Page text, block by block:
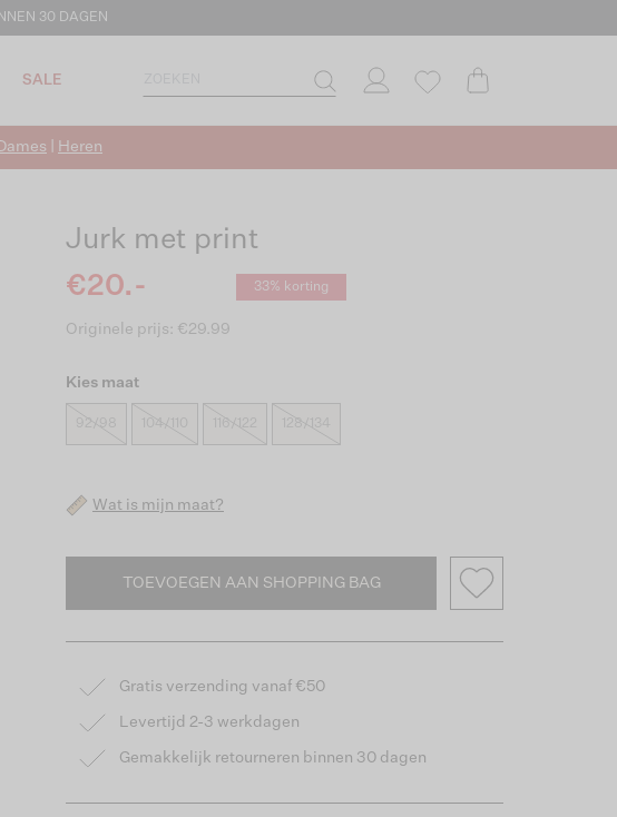
30 DAGEN
SALE
Heren
Jurk met print
€20.-
33% korting
Originele prijs: €29.99
Kies maat
128/134
Wat is mijn maat?
TOEVOEGEN AAN SHOPPING BAG
Gratis verzending vanaf €50
Levertijd 2-3 werkdagen
Gemakkelijk retourneren binnen 30 dagen